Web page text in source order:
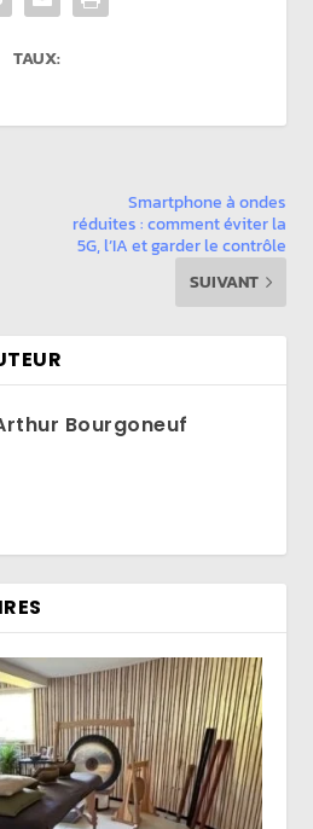
TAUX:
Smartphone à ondes
réduites : comment éviter la
5G, l’IA et garder le contrôle
SUIVANT
Bourgoneuf